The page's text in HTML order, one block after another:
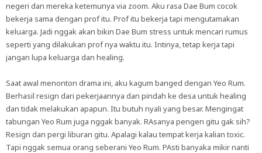
negeri dan mereka ketemunya via zoom. Aku rasa Dae Bum cocok
bekerja sama dengan prof itu. Prof itu bekerja tapi mengutamakan
keluarga. Jadi nggak akan bikin Dae Bum stress untuk mencari rumus
seperti yang dilakukan prof nya waktu itu. Intinya, tetap kerja tapi
jangan lupa keluarga dan healing.
Saat awal menonton drama ini, aku kagum banged dengan Yeo Rum.
Berhasil resign dari pekerjaannya dan pindah ke desa untuk healing
dan tidak melakukan apapun. Itu butuh nyali yang besar. Mengingat
tabungan Yeo Rum juga nggak banyak. RAsanya pengen gitu gak sih?
Resign dan pergi liburan gitu. Apalagi kalau tempat kerja kalian toxic.
Tapi nggak semua orang seberani Yeo Rum. PAsti banyaka mikir nanti